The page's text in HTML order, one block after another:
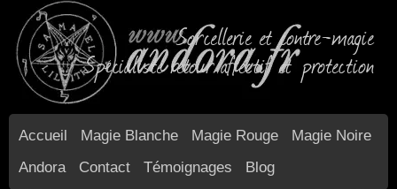
Sorcellerie et contre-magie
Spécialiste retour affectif et protection
Accueil Magie Blanche Magie Rouge
Magie Noire
Andora
Contact Témoignages Blog